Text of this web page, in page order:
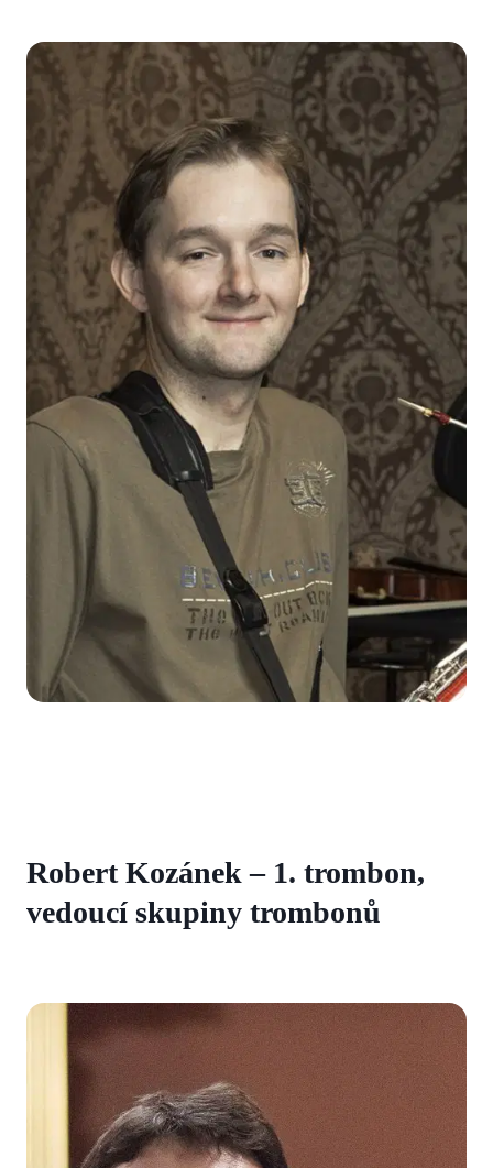
Robert Kozánek – 1. trombon,
vedoucí skupiny trombonů